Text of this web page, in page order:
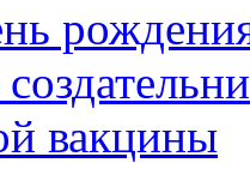
вакцины